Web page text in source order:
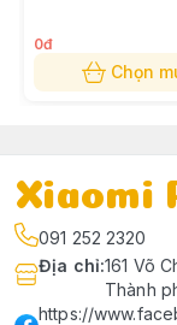
0đ
Chọn
Xiaomi
091 252 2320
Địa chỉ:161 Võ
Thành
https://